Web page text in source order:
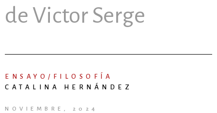
de Victor Serge
ENSAYO/FILOSOFÍA
CATALINA HERNÁNDEZ
NOVIEMBRE, 2024